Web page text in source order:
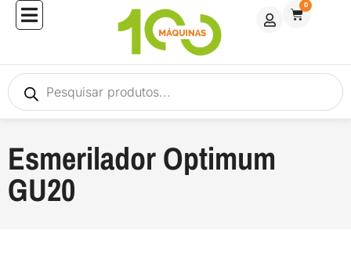
0
Esmerilador Optimum
GU20